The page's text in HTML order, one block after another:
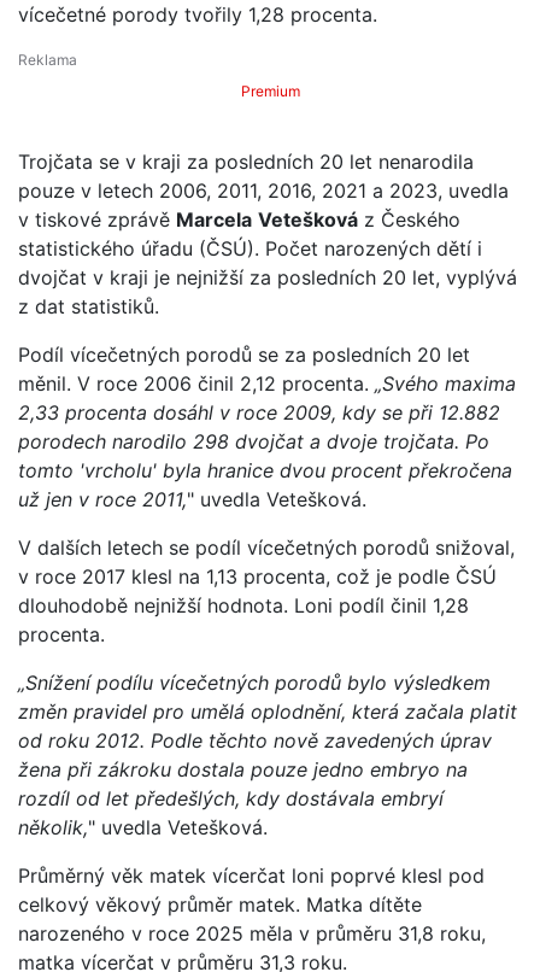
vícečetné porody tvořily 1,28 procenta.
Premium
Trojčata se v kraji za posledních 20 let nenarodila
pouze v letech 2006, 2011, 2016, 2021 a 2023, uvedla
v tiskové zprávě Marcela Vetešková z Českého
statistického úřadu (ČSÚ). Počet narozených dětí i
dvojčat v kraji je nejnižší za posledních 20 let, vyplývá
z dat statistiků.
Podíl vícečetných porodů se za posledních 20 let
měnil. V roce 2006 činil 2,12 procenta. „Svého maxima
2,33 procenta dosáhl v roce 2009, kdy se při 12.882
porodech narodilo 298 dvojčat a dvoje trojčata. Po
tomto 'vrcholu' byla hranice dvou procent překročena
už jen v roce 2011," uvedla Vetešková.
V dalších letech se podíl vícečetných porodů snižoval,
v roce 2017 klesl na 1,13 procenta, což je podle ČSÚ
dlouhodobě nejnižší hodnota. Loni podíl činil 1,28
procenta.
„Snížení podílu vícečetných porodů bylo výsledkem
změn pravidel pro umělá oplodnění, která začala platit
od roku 2012. Podle těchto nově zavedených úprav
žena při zákroku dostala pouze jedno embryo na
rozdíl od let předešlých, kdy dostávala embryí
několik," uvedla Vetešková.
Průměrný věk matek vícerčat loni poprvé klesl pod
celkový věkový průměr matek. Matka dítěte
narozeného v roce 2025 měla v průměru 31,8 roku,
matka vícerčat v průměru 31,3 roku.